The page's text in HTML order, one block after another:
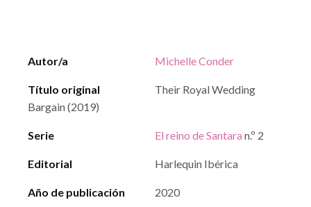
Autor/a Michelle Conder
Título original
Their Royal Wedding
Bargain (2019)
Serie El reino de Santara n.º 2
Editorial Harlequin Ibérica
Año de publicación 2020